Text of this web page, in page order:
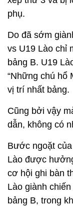
phụ.
Do đã sớm
vs U19 Lào chỉ
bảng B. U19
“Những chú hổ
vị trí nhất bảng.
Cũng bởi vậy
dẫn, không có
Bước ngoặt
Lào được
cơ hội ghi bàn
Lào giành
bảng B, trong